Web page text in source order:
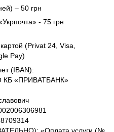
– 50 грн
- 75 грн
(Privat 24, Visa,
Pay)
(IBAN):
КБ «ПРИВАТБАНК»